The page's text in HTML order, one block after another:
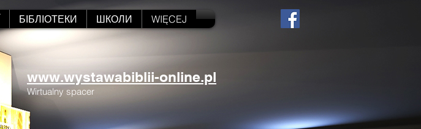
www.wystawabiblii-online.pl
Wirtualny spacer
БІБЛІОТЕКИ ШКОЛИ WIĘCEJ